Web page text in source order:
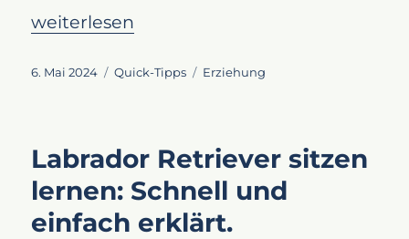
„Komm zurück! Rückruftraining für
weiterlesen
Veröffentlicht
6. Mai 2024 Kategorien
Quick-Tipps Schlagwörter
Erziehung
Labrador Retriever sitzen
lernen: Schnell und
einfach erklärt.